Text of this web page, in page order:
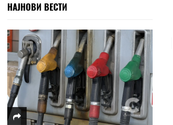
НАЈНОВИ ВЕСТИ